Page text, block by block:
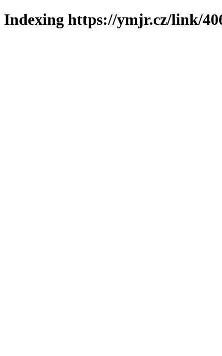
Indexing https://ymjr.cz/link/